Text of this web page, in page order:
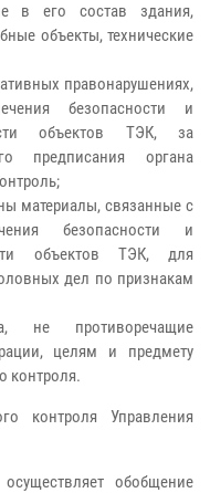
в его состав здания,
объекты, технические
правонарушениях,
безопасности и
объектов ТЭК, за
предписания органа
материалы, связанные с
безопасности и
объектов ТЭК, для
дел по признакам
не противоречащие
целям и предмету
контроля.
контроля Управления
обобщение